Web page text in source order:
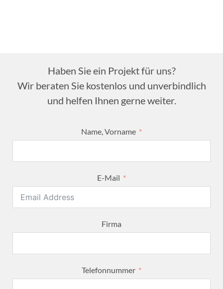
Haben Sie ein Projekt für uns?
Wir beraten Sie kostenlos und unverbindlich
und helfen Ihnen gerne weiter.
Name, Vorname
E-Mail
Firma
Telefonnummer